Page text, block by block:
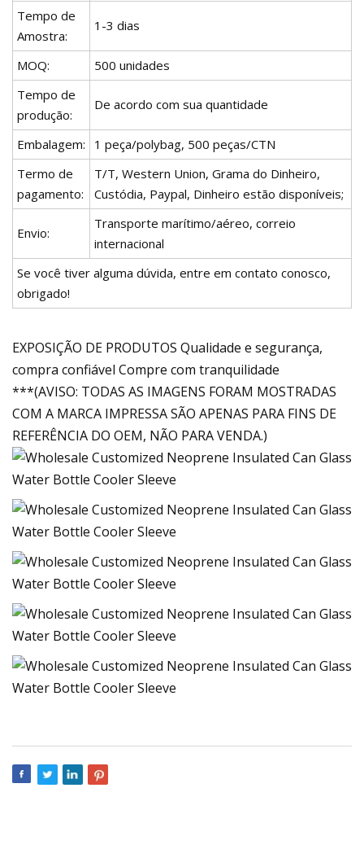
Tempo de
Amostra:
1-3 dias
MOQ:
500 unidades
Tempo de
produção:
De acordo com sua quantidade
Embalagem:
1 peça/polybag, 500 peças/CTN
Termo de
pagamento:
T/T, Western Union, Grama do Dinheiro,
Custódia, Paypal, Dinheiro estão disponíveis;
Envio:
Transporte marítimo/aéreo, correio
internacional
Se você tiver alguma dúvida, entre em contato conosco,
obrigado!
EXPOSIÇÃO DE PRODUTOS Qualidade e segurança,
compra confiável Compre com tranquilidade
***(AVISO: TODAS AS IMAGENS FORAM MOSTRADAS
COM A MARCA IMPRESSA SÃO APENAS PARA FINS DE
REFERÊNCIA DO OEM, NÃO PARA VENDA.)